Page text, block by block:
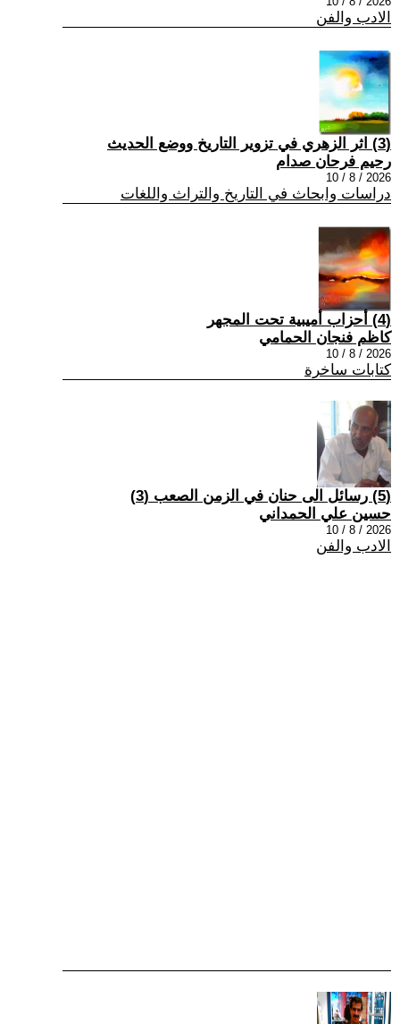
الادب والفن
(3) اثر الزهري في تزوير التاريخ ووضع الحديث
رحيم فرحان صدام
2026 / 8 / 10
دراسات وابحاث في التاريخ والتراث واللغات
(4) أحزاب أميبية تحت المجهر
كاظم فنجان الحمامي
2026 / 8 / 10
كتابات ساخرة
(5) رسائل الى حنان في الزمن الصعب (3)
حسين علي الحمداني
2026 / 8 / 10
الادب والفن